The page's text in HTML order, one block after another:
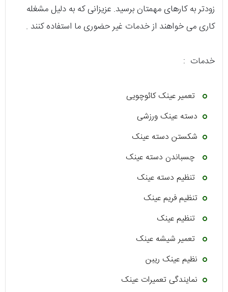
زودتر به کارهای مهمتان برسید. عزیزانی که به دلیل مشغله
کاری می خواهند از خدمات غیر حضوری ما استفاده کنند .
خدمات :
تعمیر عینک کائوچویی
دسته عینک ورزشی
شکستن دسته عینک
چسباندن دسته عینک
تنظیم دسته عینک
تنظیم فریم عینک
تنظیم عینک
تعمیر شیشه عینک
نظیم عینک ریبن
نمایندگی تعمیرات عینک